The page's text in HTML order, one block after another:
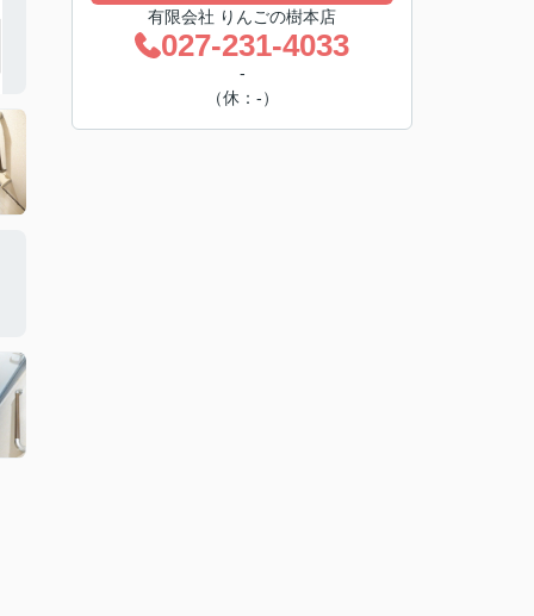
有限会社 りんごの樹本店
027-231-4033
-
（休：-）